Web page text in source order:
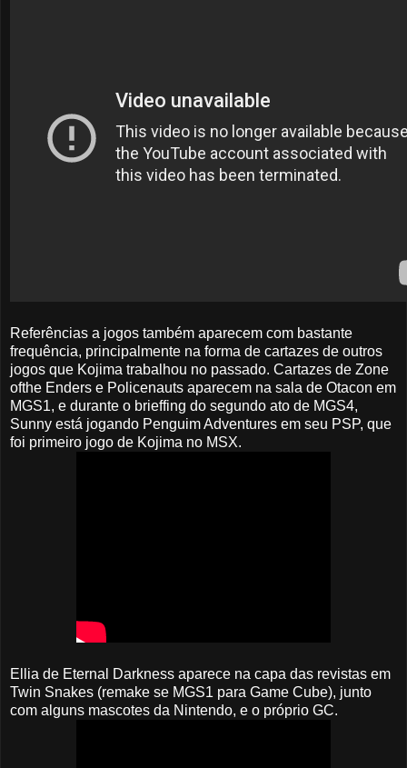
Referências a jogos também aparecem com bastante
frequência, principalmente na forma de cartazes de outros
jogos que Kojima trabalhou no passado. Cartazes de Zone
ofthe Enders e Policenauts aparecem na sala de Otacon em
MGS1, e durante o brieffing do segundo ato de MGS4,
Sunny está jogando Penguim Adventures em seu PSP, que
foi primeiro jogo de Kojima no MSX.
Ellia de Eternal Darkness aparece na capa das revistas em
Twin Snakes (remake se MGS1 para Game Cube), junto
com alguns mascotes da Nintendo, e o próprio GC.